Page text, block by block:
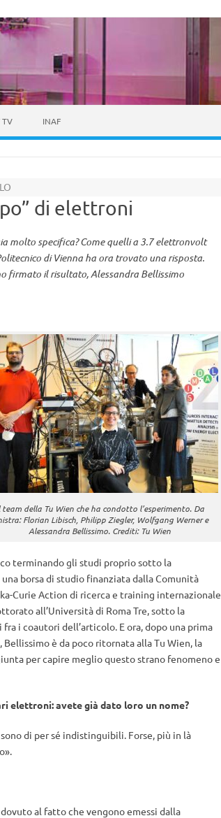
TV INAF
di elettroni
molto specifica? Come quelli a 3.7 elettronvolt
di Vienna ha ora trovato una risposta.
firmato il risultato, Alessandra Bellissimo
team della Tu Wien che ha condotto l’esperimento. Da
Florian Libisch, Philipp Ziegler, Wolfgang Werner e
Alessandra Bellissimo. Crediti: Tu Wien
terminando gli studi proprio sotto la
borsa di studio finanziata dalla Comunità
Curie Action di ricerca e training internazionale
all’Università di Roma Tre, sotto la
fra i coautori dell’articolo. E ora, dopo una prima
è da poco ritornata alla Tu Wien, la
per capire meglio questo strano fenomeno e
elettroni: avete già dato loro un nome?
di per sé indistinguibili. Forse, più in là
al fatto che vengono emessi dalla